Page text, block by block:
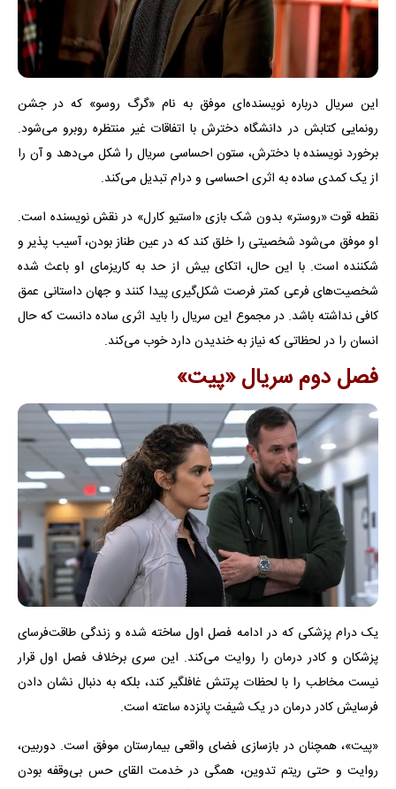
این سریال درباره نویسنده‌ای موفق به نام «گرگ روسو» که در جشن
رونمایی کتابش در دانشگاه دخترش با اتفاقات غیر منتظره روبرو می‌شود.
برخورد نویسنده با دخترش، ستون احساسی سریال را شکل می‌دهد و آن را
از یک کمدی ساده به اثری احساسی و درام تبدیل می‌کند.
نقطه قوت «روستر» بدون شک بازی «استیو کارل» در نقش نویسنده است.
او موفق می‌شود شخصیتی را خلق کند که در عین طناز بودن، آسیب پذیر و
شکننده است. با این حال، اتکای بیش از حد به کاریزمای او باعث شده
شخصیت‌های فرعی کمتر فرصت شکل‌گیری پیدا کنند و جهان داستانی عمق
کافی نداشته باشد. در مجموع این سریال را باید اثری ساده دانست که حال
انسان را در لحظاتی که نیاز به خندیدن دارد خوب می‌کند.
فصل دوم سریال «پیت»
یک درام پزشکی که در ادامه فصل اول ساخته شده و زندگی طاقت‌فرسای
پزشکان و کادر درمان را روایت می‌کند. این سری برخلاف فصل اول قرار
نیست مخاطب را با لحظات پرتنش غافلگیر کند، بلکه به دنبال نشان دادن
فرسایش کادر درمان در یک شیفت پانزده ساعته است.
«پیت»، همچنان در بازسازی فضای واقعی بیمارستان موفق است. دوربین،
روایت و حتی ریتم تدوین، همگی در خدمت القای حس بی‌وقفه بودن